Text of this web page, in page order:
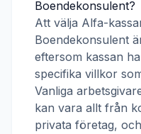
Boendekonsulent?
Att välja Alfa-
Boendekonsulent
eftersom kassan
specifika villkor
Vanliga
kan vara allt från
privata företag,